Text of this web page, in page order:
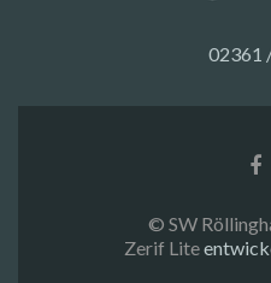
02361
© SW
Zerif Lite